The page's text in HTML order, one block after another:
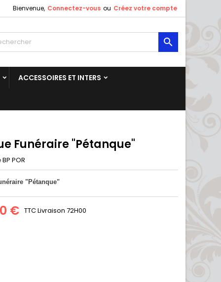
Bienvenue, Connectez-vous ou Créez votre compte

ACCESSOIRES ET INTERS
Funéraire "Pétanque"
BP POR
"Pétanque"
€ TTCLivraison 72H00